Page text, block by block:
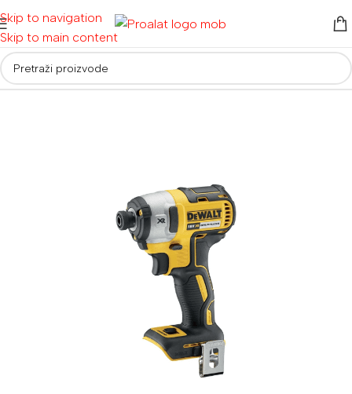
Skip to navigation
Skip to main content
Početna/ Akumulatorski alati